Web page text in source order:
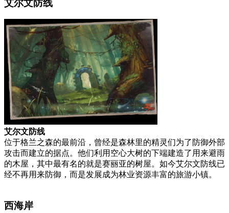
艾尔文防线
艾尔文防线
位于格兰之森的最前沿，曾经是森林里的精灵们为了防御外部
攻击而建立的据点。他们利用空心大树的下端建造了用来避雨
的木屋，其中最有名的就是赛丽亚的树屋。如今艾尔文防线已
经不再用来防御，而是发展成为林业资源丰富的旅游小镇。
西海岸